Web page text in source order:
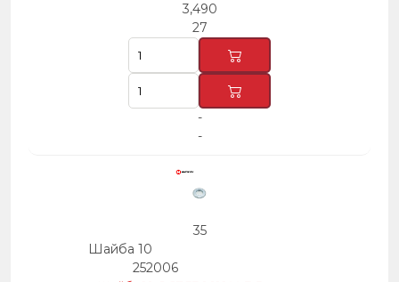
3,490
27
-
-
35
Шайба 10
252006